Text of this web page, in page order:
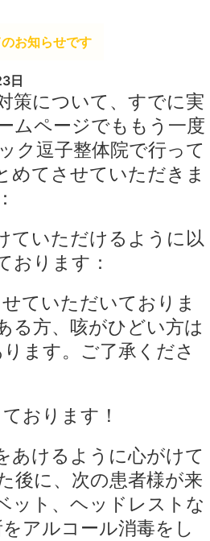
お知らせです
日
策について、すでに実
ムページでももう一度
ク逗子整体院で行って
めてさせていただきま
ていただけるように以
おります：
ていただいておりま
る方、咳がひどい方は
ます。ご了承くださ
おります！
あけるように心がけて
後に、次の患者様が来
ット、ヘッドレストな
アルコール消毒をし